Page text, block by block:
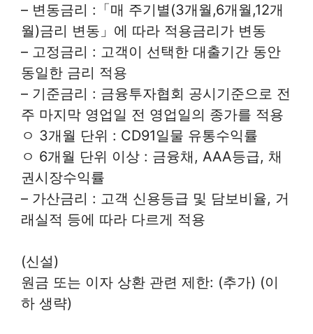
– 변동금리 :「매 주기별(3개월,6개월,12개
월)금리 변동」에 따라 적용금리가 변동
– 고정금리 : 고객이 선택한 대출기간 동안
동일한 금리 적용
– 기준금리 : 금융투자협회 공시기준으로 전
주 마지막 영업일 전 영업일의 종가를 적용
ㅇ 3개월 단위 : CD91일물 유통수익률
ㅇ 6개월 단위 이상 : 금융채, AAA등급, 채
권시장수익률
– 가산금리 : 고객 신용등급 및 담보비율, 거
래실적 등에 따라 다르게 적용
(신설)
원금 또는 이자 상환 관련 제한: (추가) (이
하 생략)